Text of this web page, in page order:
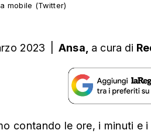
mobile (Twitter)
2023 Ansa, a cura di
contando le ore, i minuti e